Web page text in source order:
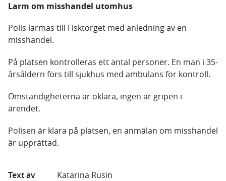
Larm om misshandel utomhus
Polis larmas till Fisktorget med anledning av en
misshandel.
På platsen kontrolleras ett antal personer. En man i 35-
årsåldern förs till sjukhus med ambulans för kontroll.
Omständigheterna är oklara, ingen är gripen i
ärendet.
Polisen är klara på platsen, en anmälan om misshandel
är upprättad.
Text av
Katarina Rusin